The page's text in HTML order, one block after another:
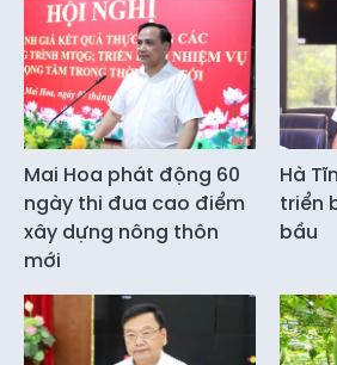
Mai Hoa phát động 60
ngày thi đua cao điểm
xây dựng nông thôn
mới
Hà
triển
bầu